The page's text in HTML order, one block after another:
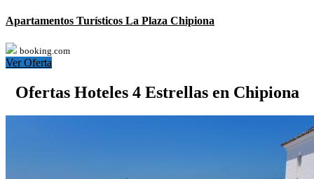
Apartamentos Turísticos La Plaza Chipiona
booking.com
Ver Oferta
Ofertas Hoteles 4 Estrellas en Chipiona